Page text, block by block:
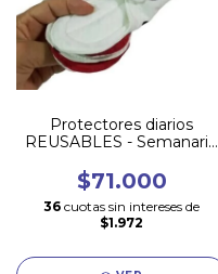
Protectores diarios
REUSABLES - Semanario
$71.000
36 cuotas sin intereses de
$1.972